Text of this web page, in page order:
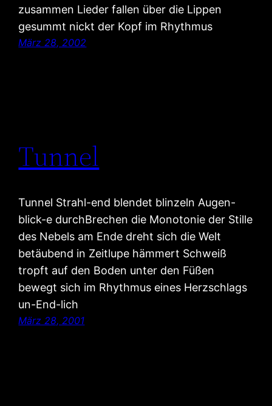
zusammen Lieder fallen über die Lippen
gesummt nickt der Kopf im Rhythmus
März 28, 2002
Tunnel
Tunnel Strahl-end blendet blinzeln Augen-
blick-e durchBrechen die Monotonie der Stille
des Nebels am Ende dreht sich die Welt
betäubend in Zeitlupe hämmert Schweiß
tropft auf den Boden unter den Füßen
bewegt sich im Rhythmus eines Herzschlags
un-End-lich
März 28, 2001